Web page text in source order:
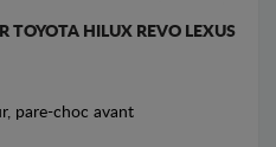
TOYOTA HILUX REVO LEXUS
pare-choc avant